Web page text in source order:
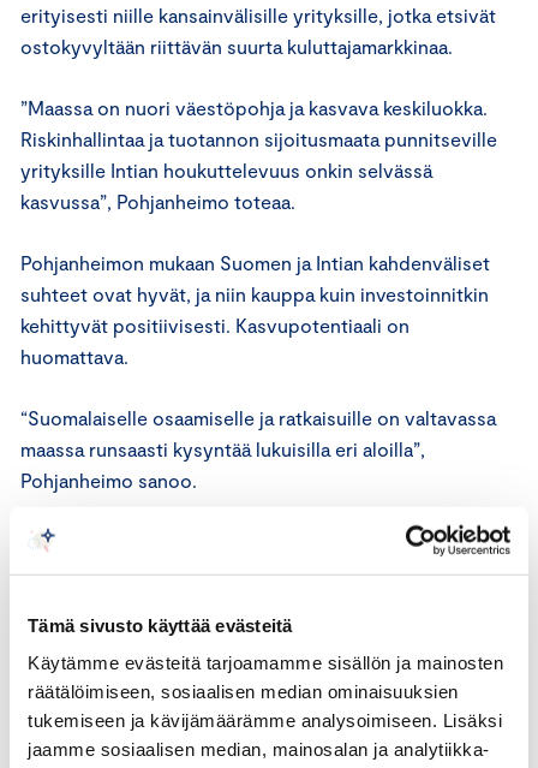
Tämä sivusto käyttää evästeitä
Käytämme evästeitä tarjoamamme sisällön ja mainosten
räätälöimiseen, sosiaalisen median ominaisuuksien
tukemiseen ja kävijämäärämme analysoimiseen. Lisäksi
jaamme sosiaalisen median, mainosalan ja analytiikka-
erityisesti niille kansainvälisille yrityksille, jotka etsivät
ostokyvyltään riittävän suurta kuluttajamarkkinaa.
”Maassa on nuori väestöpohja ja kasvava keskiluokka.
Riskinhallintaa ja tuotannon sijoitusmaata punnitseville
yrityksille Intian houkuttelevuus onkin selvässä
kasvussa”, Pohjanheimo toteaa.
Pohjanheimon mukaan Suomen ja Intian kahdenväliset
suhteet ovat hyvät, ja niin kauppa kuin investoinnitkin
kehittyvät positiivisesti. Kasvupotentiaali on
huomattava.
“Suomalaiselle osaamiselle ja ratkaisuille on valtavassa
maassa runsaasti kysyntää lukuisilla eri aloilla”,
Pohjanheimo sanoo.
Esimerkiksi vientiä Intiaan tukevassa DESI-strategiassa
mainitaan painopisteinä muun muassa
koulutus ja terveys sekä veteen liittyvät ratkaisut ja
palvelusektori.
”Intian-markkinoille suuntaavien yritysten on hyvä
tiedostaa, että oikea hetki tarttua kasvumahdollisuuksiin